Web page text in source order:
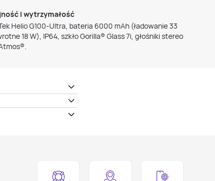
i wytrzymałość
Helio G100-Ultra, bateria 6000 mAh (ładowanie 33
18 W), IP64, szkło Gorilla® Glass 7i, głośniki stereo